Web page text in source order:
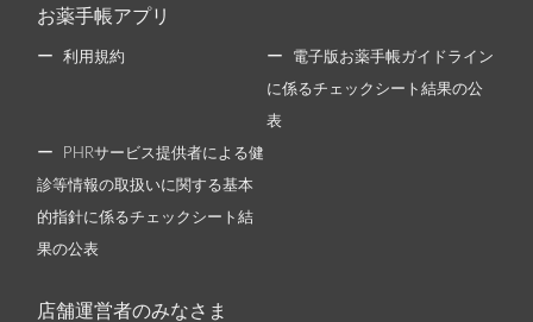
お薬手帳アプリ
利用規約 電子版お薬手帳ガイドライン
に係るチェックシート結果の公
表
PHRサービス提供者による健
診等情報の取扱いに関する基本
的指針に係るチェックシート結
果の公表
店舗運営者のみなさま